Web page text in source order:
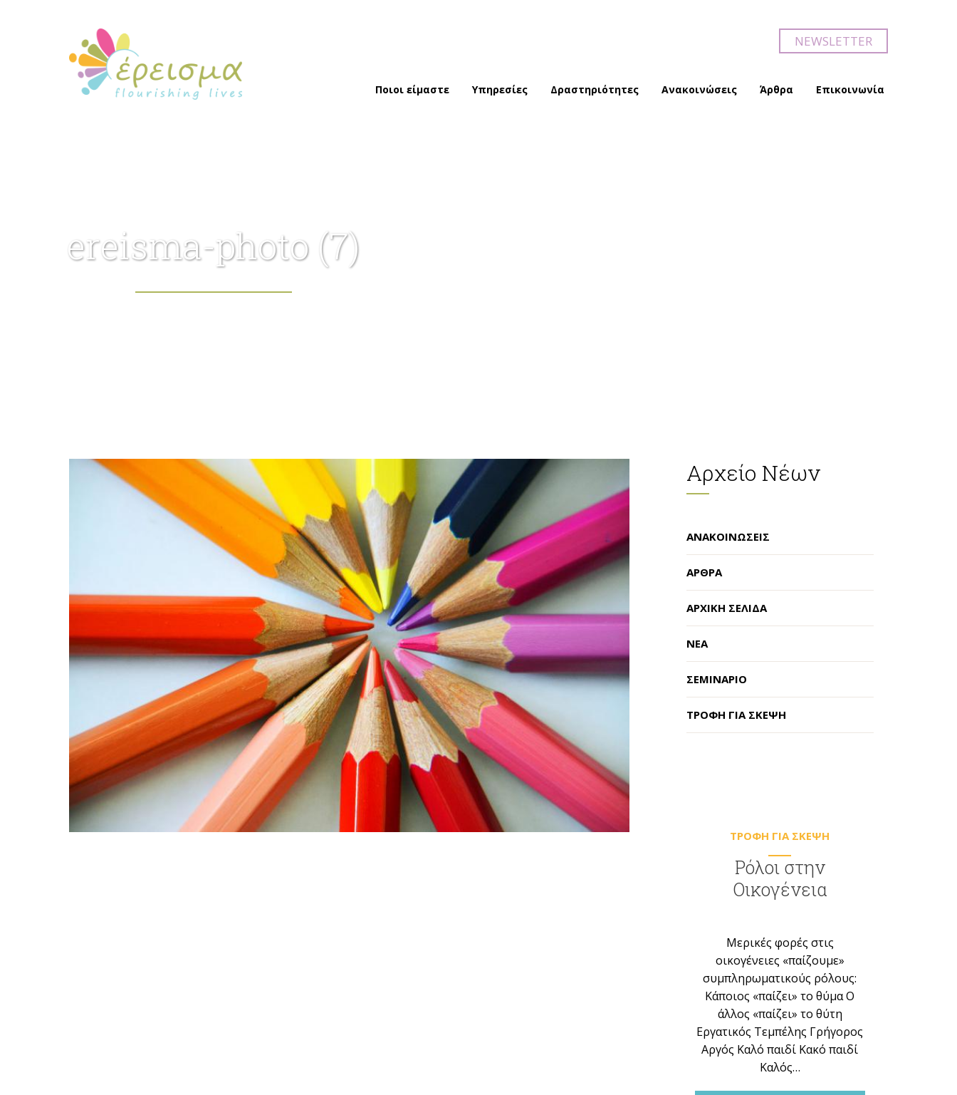
NEWSLETTER
Ποιοι είμαστε Υπηρεσίες Δραστηριότητες Ανακοινώσεις Άρθρα Επικοινωνία
ereisma-photo (7)
Αρχείο Νέων
ΑΝΑΚΟΙΝΏΣΕΙΣ
ΆΡΘΡΑ
ΑΡΧΙΚΉ ΣΕΛΊΔΑ
ΝΈΑ
ΣΕΜΙΝΆΡΙΟ
ΤΡΟΦΉ ΓΙΑ ΣΚΈΨΗ
TΡΟΦΗ ΓΙΑ ΣΚΕΨΗ
Ρόλοι στην
Οικογένεια
Μερικές φορές στις
οικογένειες «παίζουμε»
συμπληρωματικούς ρόλους:
Κάποιος «παίζει» το θύμα Ο
άλλος «παίζει» το θύτη
Εργατικός Τεμπέλης Γρήγορος
Αργός Καλό παιδί Κακό παιδί
Καλός…